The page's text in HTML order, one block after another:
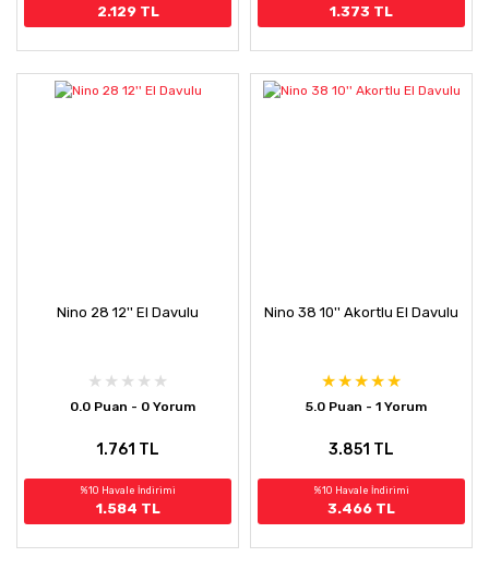
2.129 TL 1.373 TL
Nino 28 12'' El Davulu
0.0 Puan - 0 Yorum
1.761 TL
%10 Havale İndirimi
1.584 TL
Nino 38 10'' Akortlu El Davulu
5.0 Puan - 1 Yorum
3.851 TL
%10 Havale İndirimi
3.466 TL